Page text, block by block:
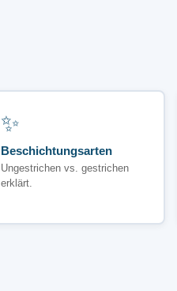
✨
Beschichtungsarten
Ungestrichen vs. gestrichen
erklärt.